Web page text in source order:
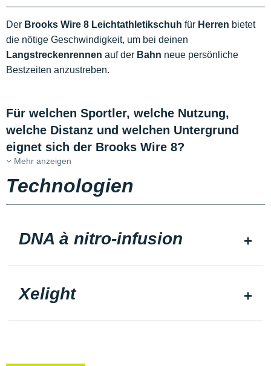
Der Brooks Wire 8 Leichtathletikschuh für Herren bietet
die nötige Geschwindigkeit, um bei deinen
Langstreckenrennen auf der Bahn neue persönliche
Bestzeiten anzustreben.
Für welchen Sportler, welche Nutzung,
welche Distanz und welchen Untergrund
eignet sich der Brooks Wire 8?
Mehr anzeigen
Technologien
DNA à nitro-infusion
Xelight